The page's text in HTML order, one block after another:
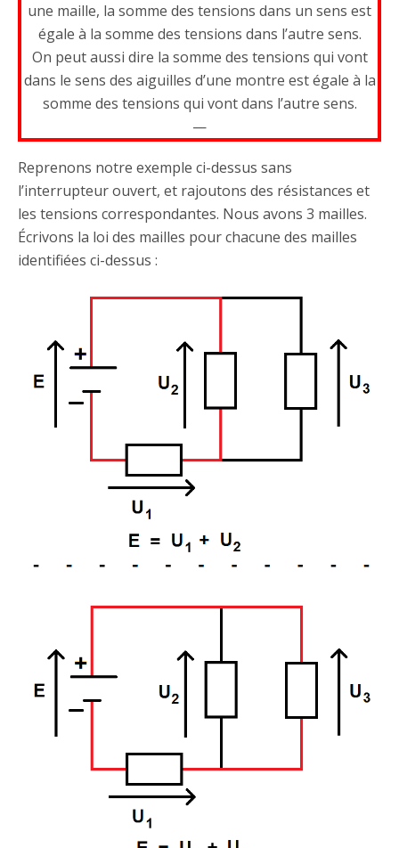
une maille, la somme des tensions dans un sens est
égale à la somme des tensions dans l’autre sens.
On peut aussi dire la somme des tensions qui vont
dans le sens des aiguilles d’une montre est égale à la
somme des tensions qui vont dans l’autre sens.
—
Reprenons notre exemple ci-dessus sans
l’interrupteur ouvert, et rajoutons des résistances et
les tensions correspondantes. Nous avons 3 mailles.
Écrivons la loi des mailles pour chacune des mailles
identifiées ci-dessus :